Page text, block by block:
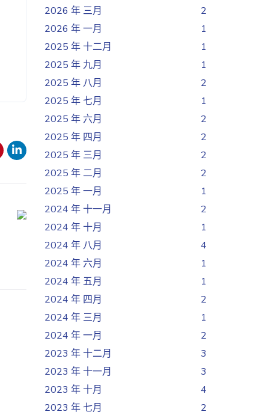
2026 年 三月
2
2026 年 一月
1
2025 年 十二月
1
2025 年 九月
1
2025 年 八月
2
2025 年 七月
1
2025 年 六月
2
2025 年 四月
2
2025 年 三月
2
2025 年 二月
2
2025 年 一月
1
2024 年 十一月
2
2024 年 十月
1
2024 年 八月
4
2024 年 六月
1
2024 年 五月
1
2024 年 四月
2
2024 年 三月
1
2024 年 一月
2
2023 年 十二月
3
2023 年 十一月
3
2023 年 十月
4
2023 年 七月
2